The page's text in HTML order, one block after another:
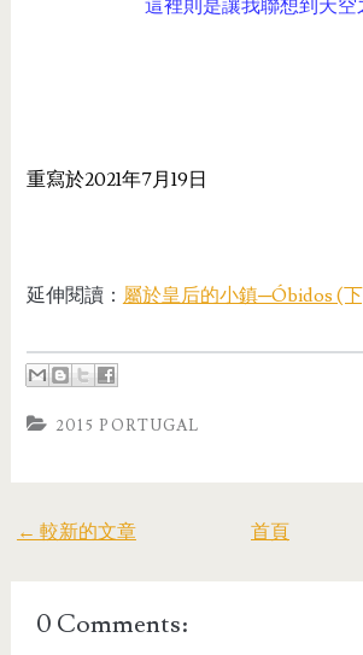
這裡則是讓我聯想到天空
重寫於2021年7月19日
延伸閱讀： 屬於皇后的小鎮─Óbidos (
2015 PORTUGAL
← 較新的文章 首頁
0 Comments: